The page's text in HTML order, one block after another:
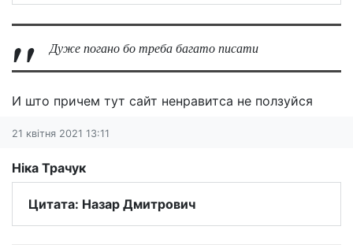
Дуже погано бо треба багато писати
И што причем тут сайт ненравитса не ползуйся
21 квітня 2021 13:11
Ніка Трачук
Цитата: Назар Дмитрович